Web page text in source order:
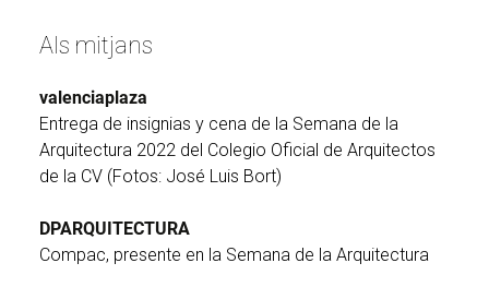
Als mitjans
valenciaplaza
Entrega de insignias y cena de la Semana de la
Arquitectura 2022 del Colegio Oficial de Arquitectos
de la CV (Fotos: José Luis Bort)
DPARQUITECTURA
Compac, presente en la Semana de la Arquitectura